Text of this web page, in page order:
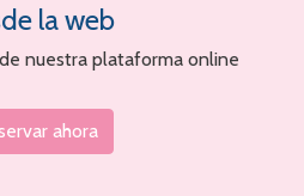
la web
nuestra plataforma online
ahora